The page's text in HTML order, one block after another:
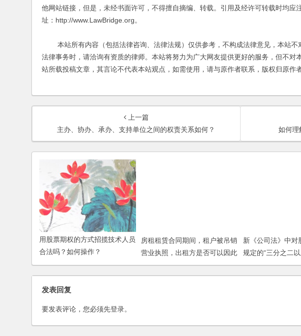
他网站链接，但是，未经书面许可，不得擅自摘编、转载。引用及经许可转载时均应
址：http://www.LawBridge.org。
本站所有内容（包括法律咨询、法律法规）仅供参考，不构成法律意见，本站不
法律事务时，请洽询有资质的律师。本站将努力为广大网友提供更好的服务，但不对
站所载投稿文章，其言论不代表本站观点，如需使用，请与原作者联系，版权归原作者
上一篇
主办、协办、承办、支持单位之间的权责关系如何？
如何理
用股票期权的方式招揽技术人员
合法吗？如何操作？
房租租赁合同期间，租户被吊销
营业执照，出租方是否可以因此
终止合同？
新《公司法》中对
规定的“三分之二
之二吗？
发表回复
要发表评论，您必须先登录